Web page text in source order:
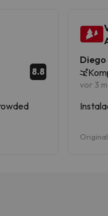
8.8
Diego
vor 3